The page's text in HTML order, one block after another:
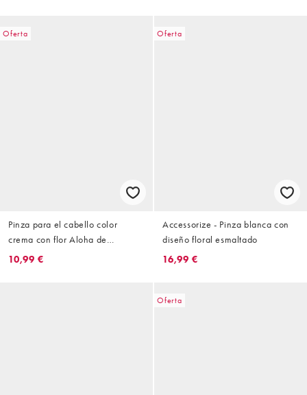
Oferta
Pinza para el cabello color
crema con flor Aloha de
Accessorize
10,99 €
Oferta
Accessorize - Pinza blanca con
diseño floral esmaltado
16,99 €
Oferta